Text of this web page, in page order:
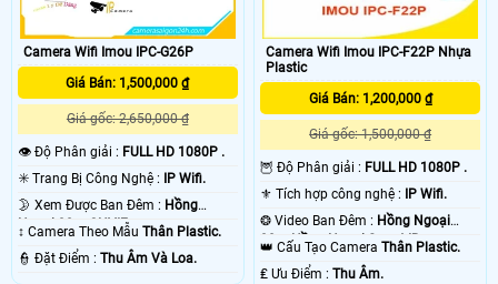
Camera Wifi Imou IPC-G26P
Giá Bán: 1,500,000 ₫
Giá gốc: 2,650,000 ₫
👁 Độ Phân giải : FULL HD 1080P .
✳️ Trang Bị Công Nghệ :
IP Wifi.
🌛 Xem Được Ban Đêm : Hồng
Ngoại 30m ONVIF.
↕️ Camera Theo Mẫu Thân Plastic.
️👮 Đặt Điểm : Thu Âm Và Loa.
Camera Wifi Imou IPC-F22P Nhựa
Plastic
Giá Bán: 1,200,000 ₫
Giá gốc: 1,500,000 ₫
🦉 Độ Phân giải : FULL HD 1080P .
⚜️ Tích hợp công nghệ :
IP Wifi.
❂ Video Ban Đêm : Hồng Ngoại
30m Hồng Ngoại Smart IR.
👑 Cấu Tạo CameraThân Plastic.
️₤ Ưu Điểm :Thu Âm.